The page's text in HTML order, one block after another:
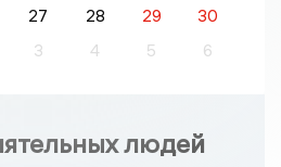
27 28 29
30
3 4 5 6
людей